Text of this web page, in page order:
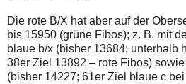
Die rote B/X hat aber auf der
bis 15950 (grüne Fibos); z. B. mit
blaue b/x (bisher 13684; unterhalb
38er Ziel 13892 – rote Fibos)
(bisher 14227; 61er Ziel blaue c